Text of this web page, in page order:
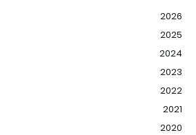
2026
2025
2024
2023
2022
2021
2020